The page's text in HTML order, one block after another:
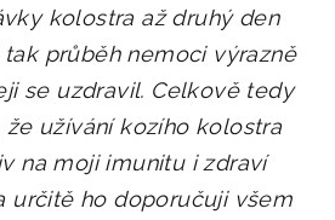
kolostra až druhý den
tak průběh nemoci výrazně
se uzdravil. Celkově tedy
užívání kozího kolostra
na moji imunitu i zdraví
určitě ho doporučuji všem